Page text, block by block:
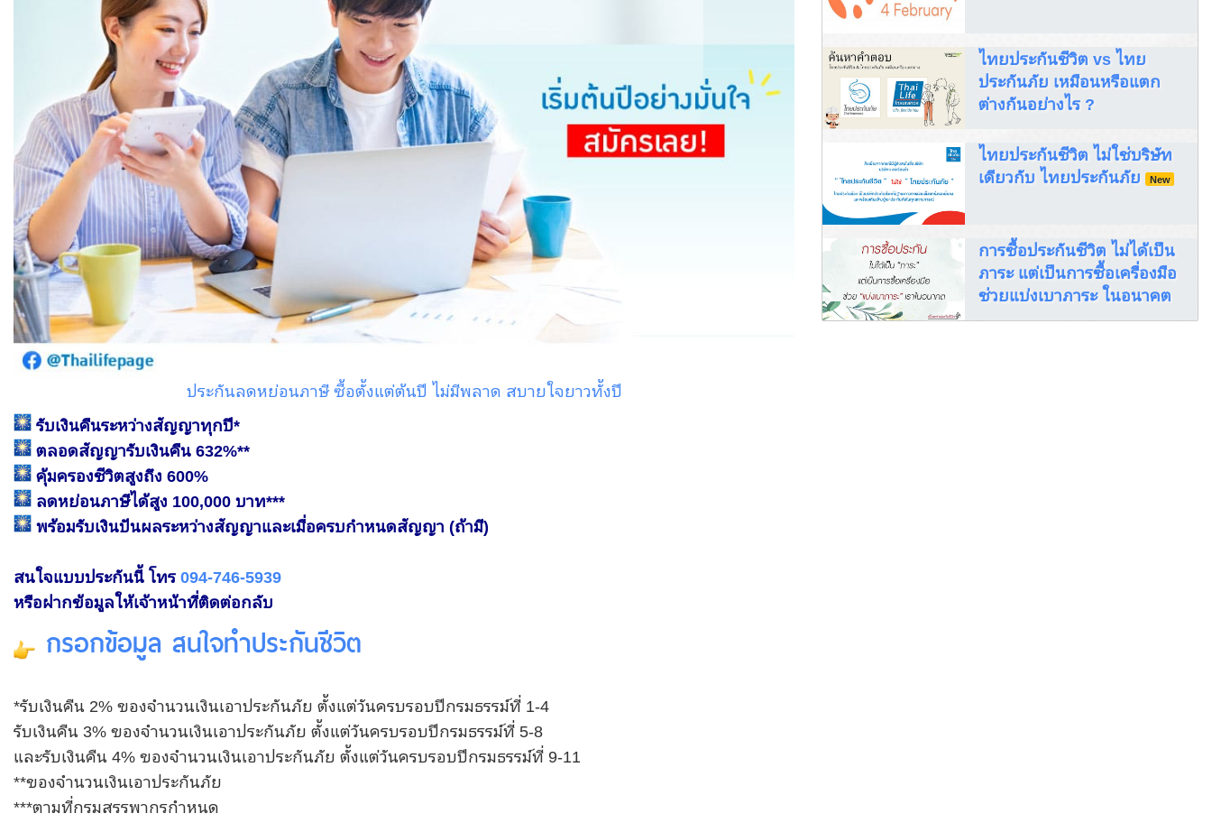
ประกันลดหย่อนภาษี ซื้อตั้งแต่ต้นปี ไม่มีพลาด สบายใจยาวทั้งปี
รับเงินคืนระหว่างสัญญาทุกปี*
ตลอดสัญญารับเงินคืน 632%**
คุ้มครองชีวิตสูงถึง 600%
ลดหย่อนภาษีได้สูง 100,000 บาท***
พร้อมรับเงินปันผลระหว่างสัญญาและเมื่อครบกำหนดสัญญา (ถ้ามี)
สนใจแบบประกันนี้ โทร 094-746-5939
หรือฝากข้อมูลให้เจ้าหน้าที่ติดต่อกลับ
กรอกข้อมูล สนใจทำประกันชีวิต
*รับเงินคืน 2% ของจำนวนเงินเอาประกันภัย ตั้งแต่วันครบรอบปีกรมธรรม์ที่ 1-4
รับเงินคืน 3% ของจำนวนเงินเอาประกันภัย ตั้งแต่วันครบรอบปีกรมธรรม์ที่ 5-8
และรับเงินคืน 4% ของจำนวนเงินเอาประกันภัย ตั้งแต่วันครบรอบปีกรมธรรม์ที่ 9-11
**ของจำนวนเงินเอาประกันภัย
***ตามที่กรมสรรพากรกำหนด
ไทยประกันชีวิต vs ไทย
ประกันภัย เหมือนหรือแตก
ต่างกันอย่างไร ?
ไทยประกันชีวิต ไม่ใช่บริษัท
เดียวกับ ไทยประกันภัย New
การซื้อประกันชีวิต ไม่ได้เป็น
ภาระ แต่เป็นการซื้อเครื่องมือ
ช่วยแบ่งเบาภาระ ในอนาคต